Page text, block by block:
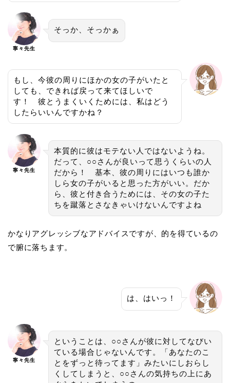
寧々先生
そっか、そっかぁ
もし、今彼の周りにほかの女の子がいたと
しても、できれば戻って来てほしいで
す！ 彼とうまくいくためには、私はどう
したらいいんですかね？
寧々先生
本質的に彼はモテない人ではないようね。
だって、○○さんが良いって思うくらいの人
だから！ 基本、彼の周りにはいつも誰か
しら女の子がいると思った方がいい。だか
ら、彼と付き合うためには、その女の子た
ちを蹴落とさなきゃいけないんですよね
かなりアグレッシブなアドバイスですが、的を得ているの
で腑に落ちます。
は、はいっ！
寧々先生
ということは、○○さんが彼に対してなびい
ている場合じゃないんです。「あなたのこ
とをずっと待ってます」みたいにしおらし
くしてしまうと、○○さんの気持ちの上にあ